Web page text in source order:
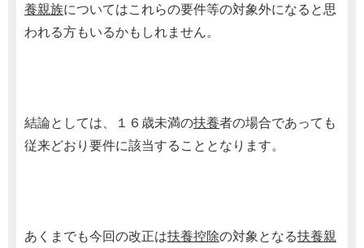
養親族についてはこれらの要件等の対象外になると思
われる方もいるかもしれません。
結論としては、１６歳未満の扶養者の場合であっても
従来どおり要件に該当することとなります。
あくまでも今回の改正は扶養控除の対象となる扶養親